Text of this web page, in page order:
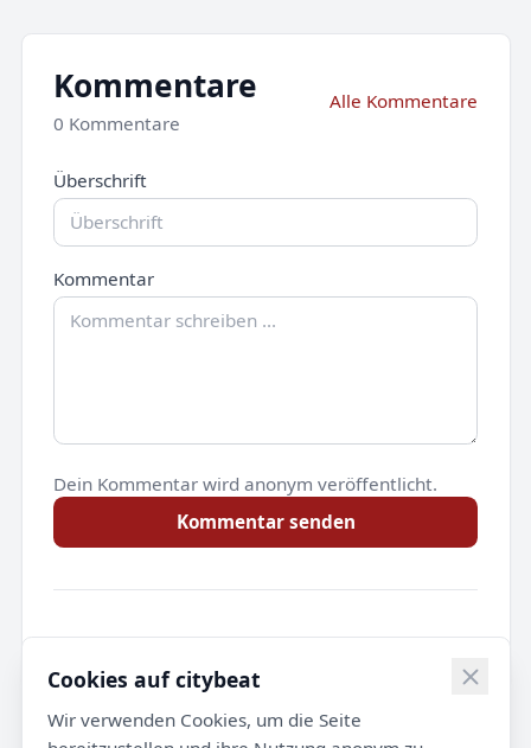
Kommentare
0 Kommentare
Alle Kommentare
Überschrift
Kommentar
Dein Kommentar wird anonym veröffentlicht.
Kommentar senden
Noch keine Kommentare.
Cookies auf citybeat
Wir verwenden Cookies, um die Seite